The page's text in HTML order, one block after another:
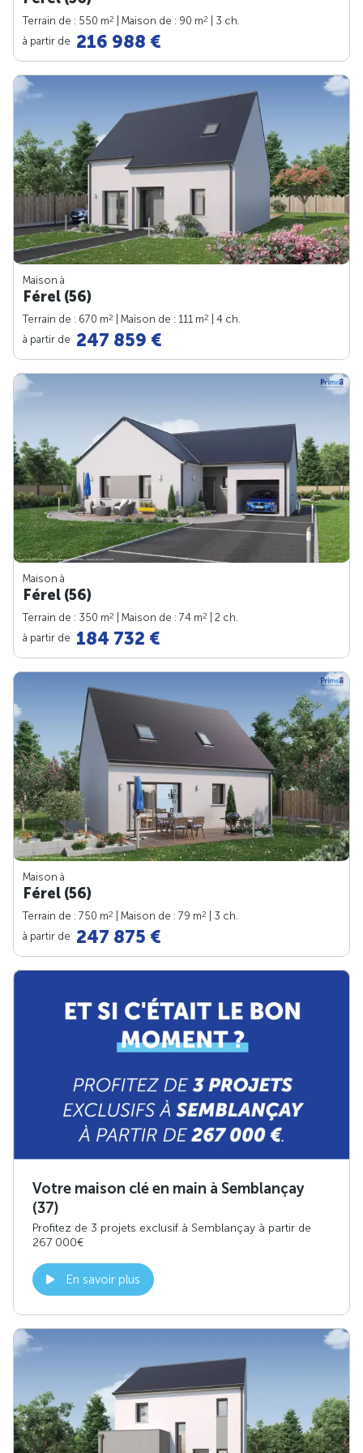
Terrain de : 550 m2 | Maison de : 90 m2
| 3 ch.
à partir de 216 988 €
Maison à
Férel (56)
Terrain de : 670 m2 | Maison de : 111 m2
| 4 ch.
à partir de 247 859 €
Maison à
Férel (56)
Terrain de : 350 m2 | Maison de : 74 m2
| 2 ch.
à partir de 184 732 €
Maison à
Férel (56)
Terrain de : 750 m2 | Maison de : 79 m2
| 3 ch.
à partir de 247 875 €
Votre maison clé en main à Semblançay
(37)
Profitez de 3 projets exclusif à Semblançay à partir de
267 000€
En savoir plus